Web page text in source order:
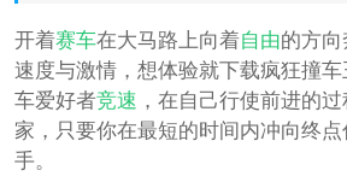
开着赛车在大马路上向着自由的方
速度与激情，想体验就下载疯狂撞
车爱好者竞速 ，在自己行使前进的
家，只要你在最短的时间内冲向终
手。